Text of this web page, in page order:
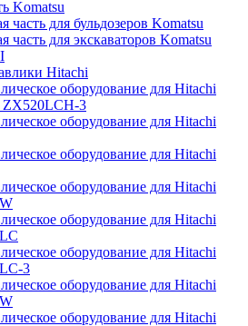
Komatsu
часть для бульдозеров Komatsu
часть для экскаваторов Komatsu
Hitachi
оборудование для Hitachi
ZX520LCH-3
оборудование для Hitachi
оборудование для Hitachi
оборудование для Hitachi
оборудование для Hitachi
оборудование для Hitachi
3
оборудование для Hitachi
оборудование для Hitachi